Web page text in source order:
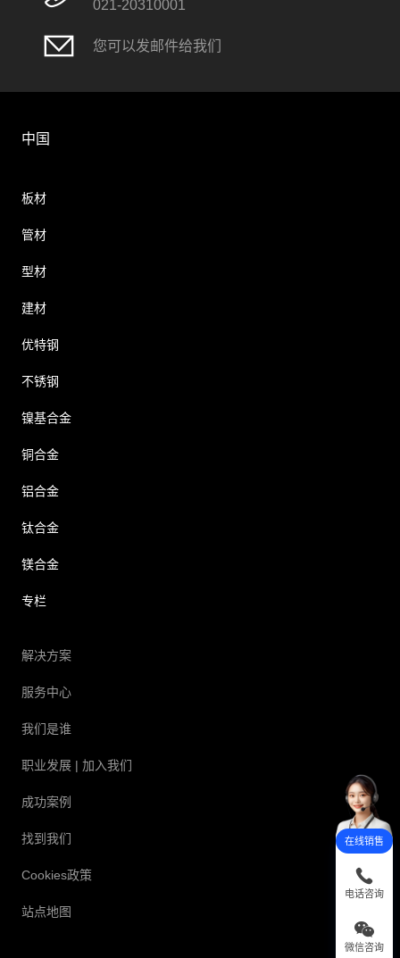
021-20310001
您可以发邮件给我们
中国
板材
管材
型材
建材
优特钢
不锈钢
镍基合金
铜合金
铝合金
钛合金
镁合金
专栏
解决方案
服务中心
我们是谁
职业发展 | 加入我们
成功案例
找到我们
Cookies政策
站点地图
在线销售
电话咨询
微信咨询